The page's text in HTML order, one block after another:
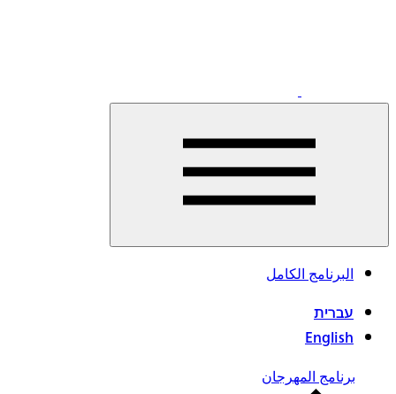
اقرأوا
البرنامج الكامل
עברית
English
برنامج المهرجان